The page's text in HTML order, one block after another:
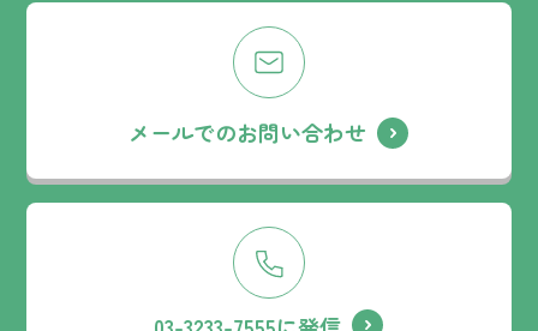
メールでのお問い合わせ